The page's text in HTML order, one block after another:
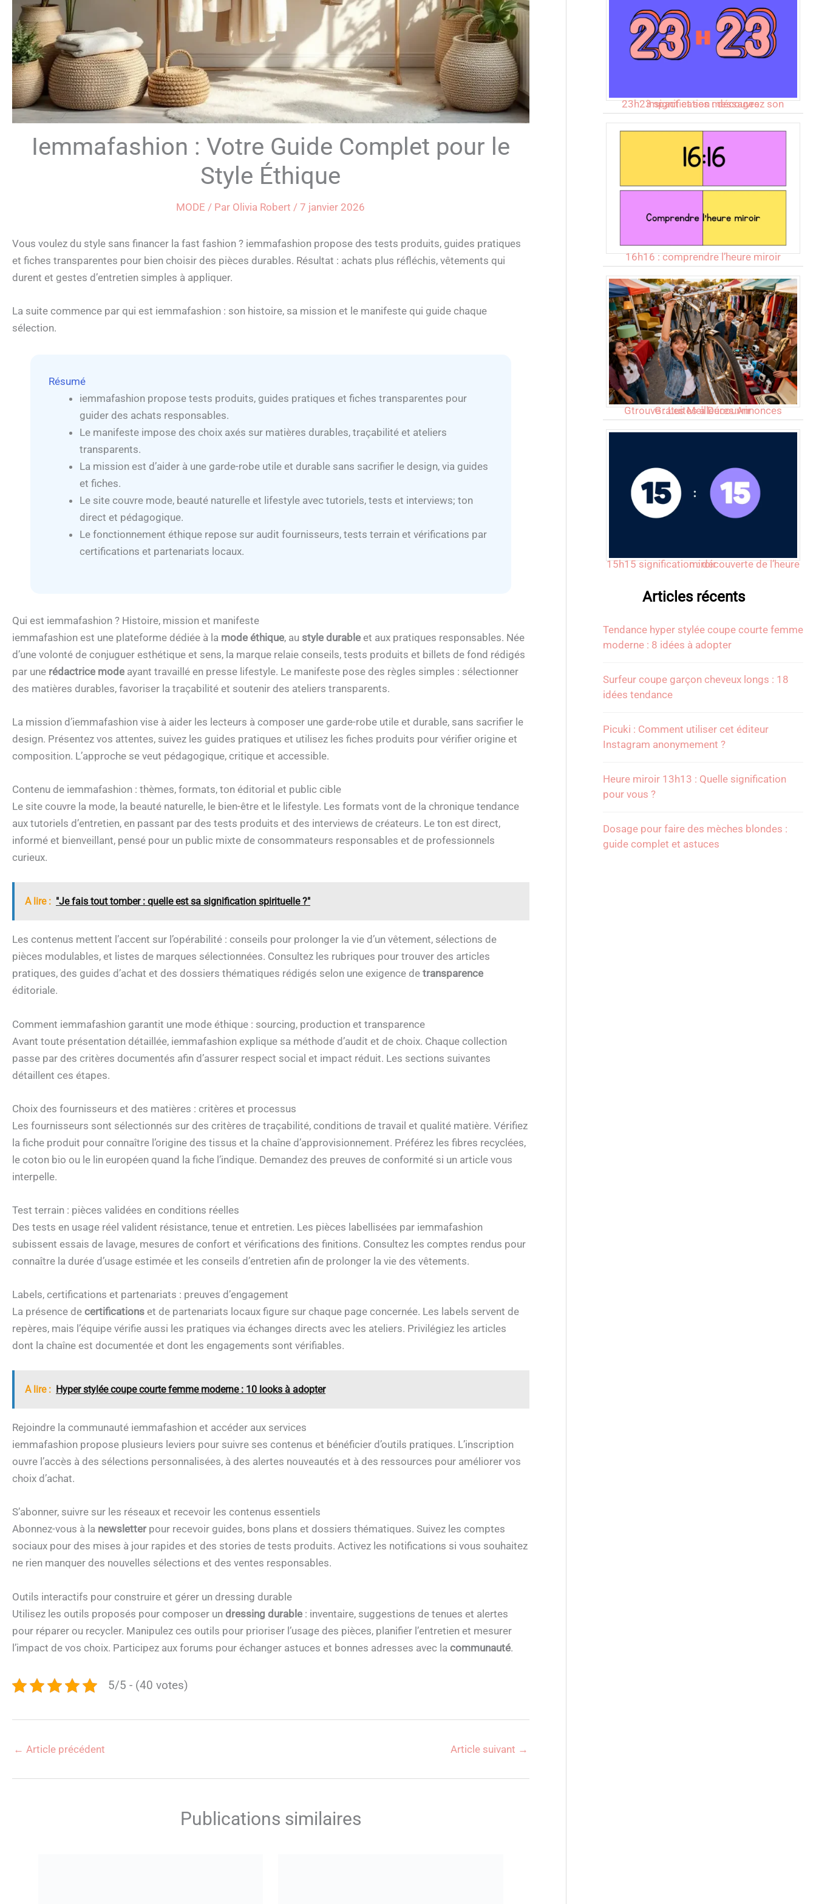
Iemmafashion : Votre Guide Complet pour le
Style Éthique
MODE / Par Olivia Robert/7 janvier 2026
Vous voulez du style sans financer la fast fashion ? iemmafashion propose des tests produits, guides pratiques
et fiches transparentes pour bien choisir des pièces durables. Résultat : achats plus réfléchis, vêtements qui
durent et gestes d’entretien simples à appliquer.
La suite commence par qui est iemmafashion : son histoire, sa mission et le manifeste qui guide chaque
sélection.
Résumé
iemmafashion propose tests produits, guides pratiques et fiches transparentes pour
guider des achats responsables.
Le manifeste impose des choix axés sur matières durables, traçabilité et ateliers
transparents.
La mission est d’aider à une garde-robe utile et durable sans sacrifier le design, via guides
et fiches.
Le site couvre mode, beauté naturelle et lifestyle avec tutoriels, tests et interviews; ton
direct et pédagogique.
Le fonctionnement éthique repose sur audit fournisseurs, tests terrain et vérifications par
certifications et partenariats locaux.
Qui est iemmafashion ? Histoire, mission et manifeste
iemmafashion est une plateforme dédiée à la mode éthique, au style durable et aux pratiques responsables. Née
d’une volonté de conjuguer esthétique et sens, la marque relaie conseils, tests produits et billets de fond rédigés
par une rédactrice mode ayant travaillé en presse lifestyle. Le manifeste pose des règles simples : sélectionner
des matières durables, favoriser la traçabilité et soutenir des ateliers transparents.
La mission d’iemmafashion vise à aider les lecteurs à composer une garde-robe utile et durable, sans sacrifier le
design. Présentez vos attentes, suivez les guides pratiques et utilisez les fiches produits pour vérifier origine et
composition. L’approche se veut pédagogique, critique et accessible.
Contenu de iemmafashion : thèmes, formats, ton éditorial et public cible
Le site couvre la mode, la beauté naturelle, le bien-être et le lifestyle. Les formats vont de la chronique tendance
aux tutoriels d’entretien, en passant par des tests produits et des interviews de créateurs. Le ton est direct,
informé et bienveillant, pensé pour un public mixte de consommateurs responsables et de professionnels
curieux.
A lire : "Je fais tout tomber : quelle est sa signification spirituelle ?"
Les contenus mettent l’accent sur l’opérabilité : conseils pour prolonger la vie d’un vêtement, sélections de
pièces modulables, et listes de marques sélectionnées. Consultez les rubriques pour trouver des articles
pratiques, des guides d’achat et des dossiers thématiques rédigés selon une exigence de transparence
éditoriale.
Comment iemmafashion garantit une mode éthique : sourcing, production et transparence
Avant toute présentation détaillée, iemmafashion explique sa méthode d’audit et de choix. Chaque collection
passe par des critères documentés afin d’assurer respect social et impact réduit. Les sections suivantes
détaillent ces étapes.
Choix des fournisseurs et des matières : critères et processus
Les fournisseurs sont sélectionnés sur des critères de traçabilité, conditions de travail et qualité matière. Vérifiez
la fiche produit pour connaître l’origine des tissus et la chaîne d’approvisionnement. Préférez les fibres recyclées,
le coton bio ou le lin européen quand la fiche l’indique. Demandez des preuves de conformité si un article vous
interpelle.
Test terrain : pièces validées en conditions réelles
Des tests en usage réel valident résistance, tenue et entretien. Les pièces labellisées par iemmafashion
subissent essais de lavage, mesures de confort et vérifications des finitions. Consultez les comptes rendus pour
connaître la durée d’usage estimée et les conseils d’entretien afin de prolonger la vie des vêtements.
Labels, certifications et partenariats : preuves d’engagement
La présence de certifications et de partenariats locaux figure sur chaque page concernée. Les labels servent de
repères, mais l’équipe vérifie aussi les pratiques via échanges directs avec les ateliers. Privilégiez les articles
dont la chaîne est documentée et dont les engagements sont vérifiables.
A lire : Hyper stylée coupe courte femme moderne : 10 looks à adopter
Rejoindre la communauté iemmafashion et accéder aux services
iemmafashion propose plusieurs leviers pour suivre ses contenus et bénéficier d’outils pratiques. L’inscription
ouvre l’accès à des sélections personnalisées, à des alertes nouveautés et à des ressources pour améliorer vos
choix d’achat.
S’abonner, suivre sur les réseaux et recevoir les contenus essentiels
Abonnez-vous à la newsletterpour recevoir guides, bons plans et dossiers thématiques. Suivez les comptes
sociaux pour des mises à jour rapides et des stories de tests produits. Activez les notifications si vous souhaitez
ne rien manquer des nouvelles sélections et des ventes responsables.
Outils interactifs pour construire et gérer un dressing durable
Utilisez les outils proposés pour composer un dressing durable : inventaire, suggestions de tenues et alertes
pour réparer ou recycler. Manipulez ces outils pour prioriser l’usage des pièces, planifier l’entretien et mesurer
l’impact de vos choix. Participez aux forums pour échanger astuces et bonnes adresses avec la communauté.
5/5 - (40 votes)
← Article précédent Article suivant →
Publications similaires
23h23 signification : découvrez son impact et ses messages
16h16 : comprendre l’heure miroir
Gtrouve : Les Meilleures Annonces Gratuites à Découvrir
15h15 signification : découverte de l’heure miroir
Articles récents
Tendance hyper stylée coupe courte femme
moderne : 8 idées à adopter
Surfeur coupe garçon cheveux longs : 18
idées tendance
Picuki : Comment utiliser cet éditeur
Instagram anonymement ?
Heure miroir 13h13 : Quelle signification
pour vous ?
Dosage pour faire des mèches blondes :
guide complet et astuces